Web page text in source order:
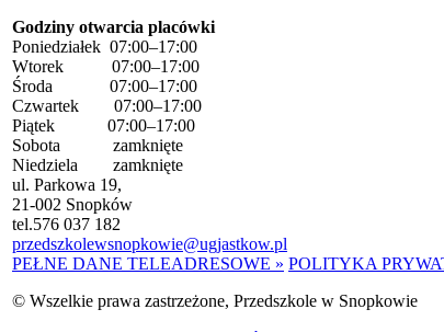
Godziny otwarcia placówki
Poniedziałek 07:00–17:00
Wtorek 07:00–17:00
Środa 07:00–17:00
Czwartek 07:00–17:00
Piątek 07:00–17:00
Sobota zamknięte
Niedziela zamknięte
ul. Parkowa 19,
21-002 Snopków
tel.576 037 182
przedszkolewsnopkowie@ugjastkow.pl
PEŁNE DANE TELEADRESOWE » POLITYKA
© Wszelkie prawa zastrzeżone, Przedszkole w Snopkowie